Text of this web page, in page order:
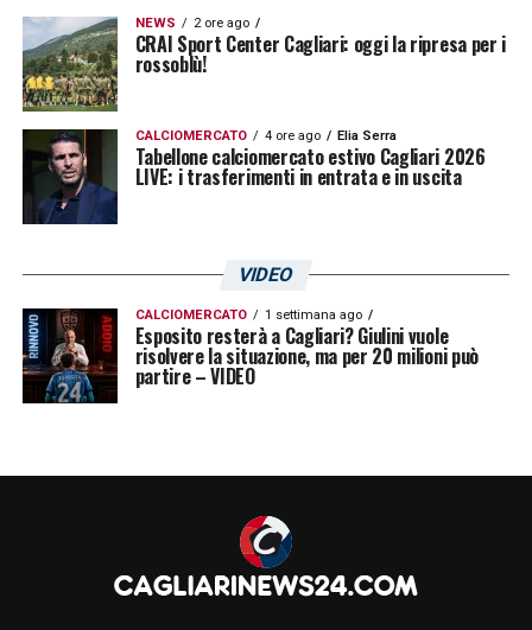
NEWS 2 ore ago
CRAI Sport Center Cagliari: oggi la ripresa per i
rossoblù!
CALCIOMERCATO 4 ore ago Elia Serra
Tabellone calciomercato estivo Cagliari 2026
LIVE: i trasferimenti in entrata e in uscita
VIDEO
CALCIOMERCATO 1 settimana ago
Esposito resterà a Cagliari? Giulini vuole
risolvere la situazione, ma per 20 milioni può
partire – VIDEO